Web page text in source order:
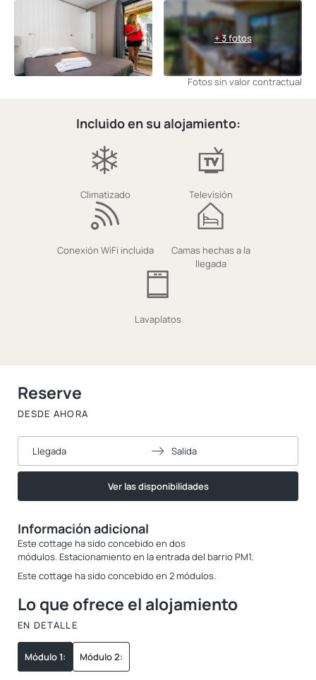
+ 3 fotos
Fotos sin valor contractual
Incluido en su alojamiento:
Climatizado Televisión
Conexión WiFi incluida
Camas hechas a la
llegada
Lavaplatos
Información adicional
Este cottage ha sido concebido en dos
módulos. Estacionamiento en la entrada del barrio PM1.
Este cottage ha sido concebido en 2 módulos.
Lo que ofrece el alojamiento
EN DETALLE
Módulo 1: Módulo 2:
Reserve
DESDE AHORA
Llegada Salida
Ver las disponibilidades